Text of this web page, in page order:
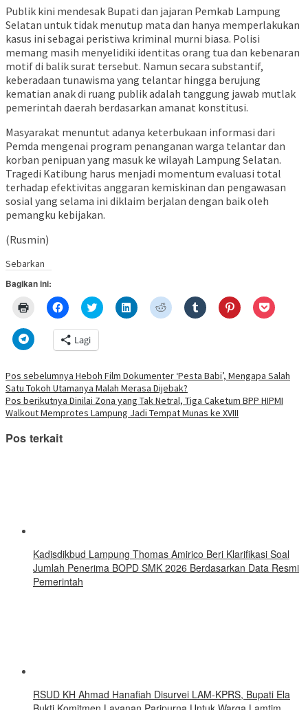
Publik kini mendesak Bupati dan jajaran Pemkab Lampung
Selatan untuk tidak menutup mata dan hanya memperlakukan
kasus ini sebagai peristiwa kriminal murni biasa. Polisi
memang masih menyelidiki identitas orang tua dan kebenaran
motif di balik surat tersebut. Namun secara substantif,
keberadaan tunawisma yang telantar hingga berujung
kematian anak di ruang publik adalah tanggung jawab mutlak
pemerintah daerah berdasarkan amanat konstitusi.
Masyarakat menuntut adanya keterbukaan informasi dari
Pemda mengenai program penanganan warga telantar dan
korban penipuan yang masuk ke wilayah Lampung Selatan.
Tragedi Katibung harus menjadi momentum evaluasi total
terhadap efektivitas anggaran kemiskinan dan pengawasan
sosial yang selama ini diklaim berjalan dengan baik oleh
pemangku kebijakan.
(Rusmin)
Sebarkan
Bagikan ini:
untuk
di
jendela
yang
Klik
untuk
di
Facebook(Membuka
di
baru)
Klik
untuk
pada
di
baru)
Klik
untuk
baru)
Klik
untuk
baru)
Klik
untuk
baru)
Klik
untuk
baru)
Klik
untuk
baru)
Klik
untuk
berbagi
Telegram(Membuka
di
jendela
yang
baru)
Lagi
Navigasi
pos
Pos sebelumnya Heboh Film Dokumenter ‘Pesta Babi’, Mengapa Salah
Satu Tokoh Utamanya Malah Merasa Dijebak?
Pos berikutnya Dinilai Zona yang Tak Netral, Tiga Caketum BPP HIPMI
Walkout Memprotes Lampung Jadi Tempat Munas ke XVIII
Pos terkait
Kadisdikbud Lampung Thomas Amirico Beri Klarifikasi Soal
Jumlah Penerima BOPD SMK 2026 Berdasarkan Data Resmi
Pemerintah
RSUD KH Ahmad Hanafiah Disurvei LAM-KPRS, Bupati Ela